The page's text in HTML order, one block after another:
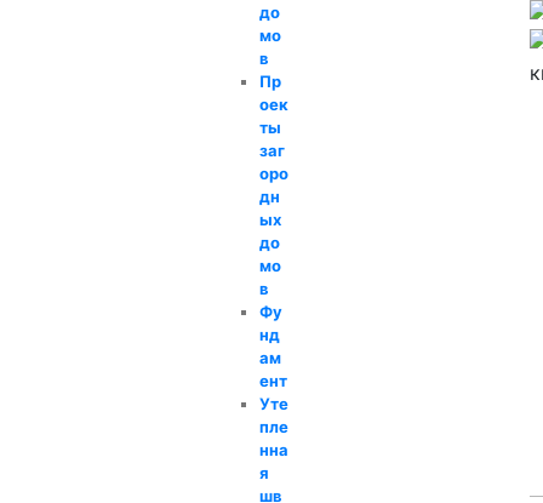
до
мо
в
Пр
оек
ты
заг
оро
дн
ых
до
мо
в
Фу
нд
ам
ент
Уте
пле
нна
я
шв